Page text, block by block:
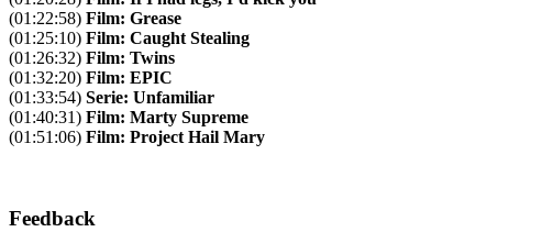
(01:22:58) Film: Grease
(01:25:10) Film: Caught Stealing
(01:26:32) Film: Twins
(01:32:20) Film: EPIC
(01:33:54) Serie: Unfamiliar
(01:40:31) Film: Marty Supreme
(01:51:06) Film: Project Hail Mary
Feedback